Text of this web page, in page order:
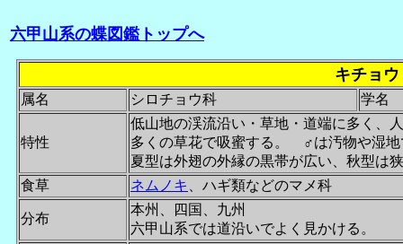
キチョウ
属名 シロチョウ科 学名
特性
低山地の渓流沿い・草地・道端に多く、
多くの草花で吸蜜する。 ♂は汚物や湿
夏型は外翅の外縁の黒帯が広い、秋型は
食草
ネムノキ 、ハギ類などのマメ科
分布
本州、四国、九州
六甲山系では道沿いでよく見かける。
六甲山系の蝶図鑑トップへ